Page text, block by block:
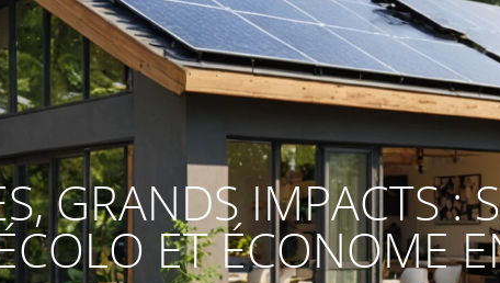
GRANDS IMPACTS :
ET ÉCONOME